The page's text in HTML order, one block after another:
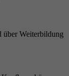
über Weiterbildung